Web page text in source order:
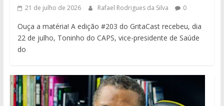
21 de julho de 2026 Rafael Rodrigues da Silva 0
Ouça a matéria! A edição #203 do GritaCast recebeu, dia
22 de julho, Toninho do CAPS, vice-presidente de Saúde
do